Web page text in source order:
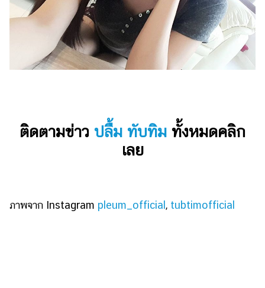
ติดตามข่าว ปลื้ม ทับทิม ทั้งหมดคลิก
เลย
ภาพจาก Instagram pleum_official, tubtimofficial